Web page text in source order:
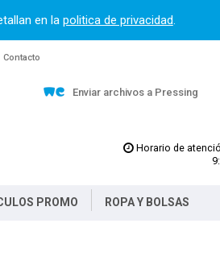
en la politica de privacidad.
Contacto
Enviar archivos a Pressing
Horario de
PROMO ROPA Y BOLSAS